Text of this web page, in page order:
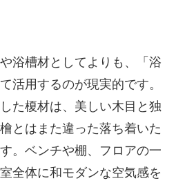
浴槽材としてよりも、「浴
活用するのが現実的です。
た榎材は、美しい木目と独
とはまた違った落ち着いた
。ベンチや棚、フロアの一
全体に和モダンな空気感を